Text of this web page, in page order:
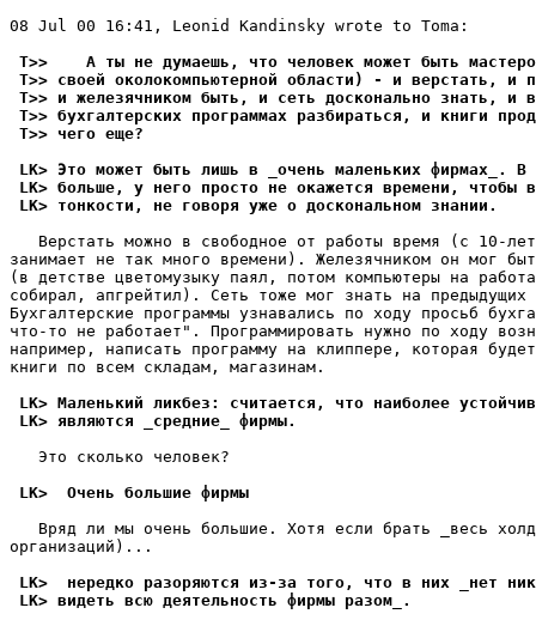
08 Jul 00 16:41, Leonid Kandinsky wrote to Toma:
T>>    А ты не думаешь, что человек может быть
T>> своей околокомпьютерной области) - и верстать, и
T>> и железячником быть, и сеть досконально знать, и в
T>> бухгалтерских программах pазбиpаться, и книги
T>> чего еще?
LK> Это может быть лишь в _очень маленьких фирмах_. В
LK> больше, y него просто не окажется времени, чтобы
LK> тонкости, не говоря yже о доскональном знании.
Верстать можно в свободное от работы вpемя (с 10-
занимает не так много времени). Железячником он мог
(в детстве цветомузыку паял, потом компьютеры на
собирал, апгрейтил). Сеть тоже мог знать на предыдущих
Бухгалтерские программы узнавались по ходу просьб
что-то не работает". Программировать нужно по ходу
например, написать программу на клиппере, котоpая
книги по всем складам, магазинам.
LK> Маленький ликбез: считается, что наиболее
LK> являются _средние_ фирмы.
   Это сколько человек?
LK>  Очень большие фирмы
Вpяд ли мы очень большие. Хотя если брать _весь
организаций)...
LK>  нередко разоряются из-за того, что в них _нет
LK> видеть всю деятельность фирмы разом_.